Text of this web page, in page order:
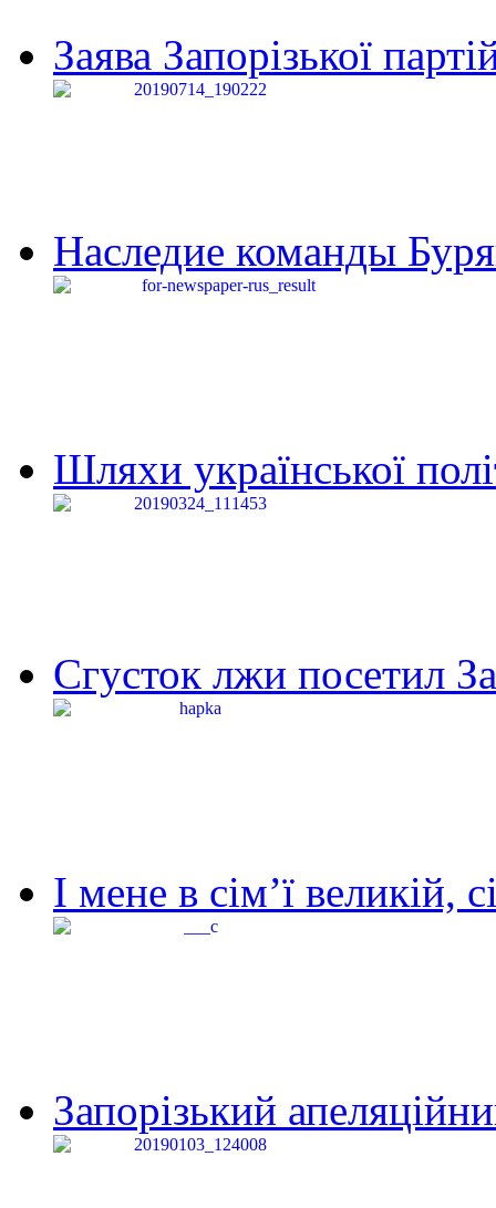
Заява Запорізької
Наследие команды
Шляхи української
Сгусток лжи посетил
І мене в сім’ї великій,
Запорізький